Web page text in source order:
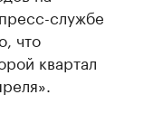
службе
что
квартал